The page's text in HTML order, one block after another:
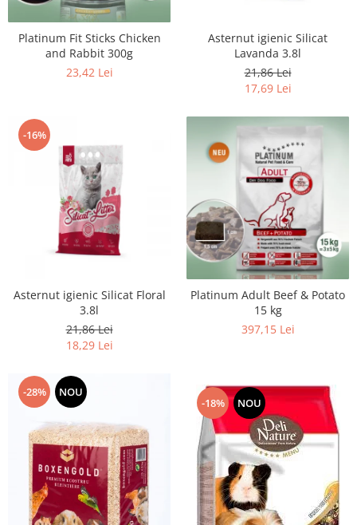
Platinum Fit Sticks Chicken
and Rabbit 300g
23,42 Lei
Asternut igienic Silicat
Lavanda 3.8l
21,86 Lei
17,69 Lei
-16%
Asternut igienic Silicat Floral
3.8l
21,86 Lei
18,29 Lei
Platinum Adult Beef & Potato
15 kg
397,15 Lei
-28% NOU
-18% NOU